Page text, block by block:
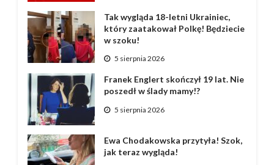
Tak wygląda 18-letni Ukrainiec,
który zaatakował Polkę! Będziecie
w szoku!
5 sierpnia 2026
Franek Englert skończył 19 lat. Nie
poszedł w ślady mamy!?
5 sierpnia 2026
Ewa Chodakowska przytyła! Szok,
jak teraz wygląda!